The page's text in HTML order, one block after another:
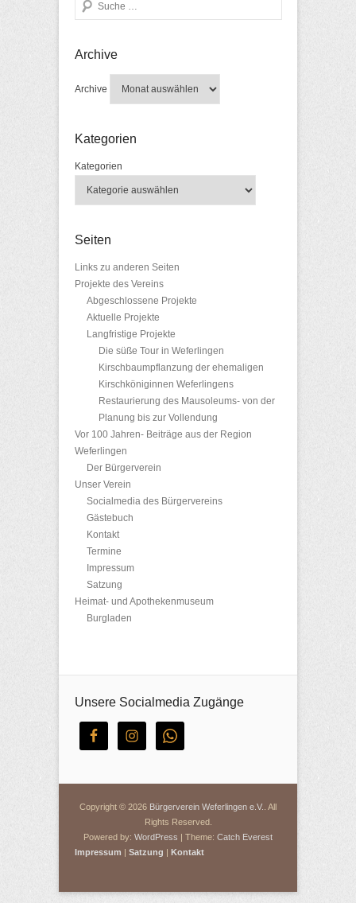
Archive
Archive
Kategorien
Kategorien
Seiten
Links zu anderen Seiten
Projekte des Vereins
Abgeschlossene Projekte
Aktuelle Projekte
Langfristige Projekte
Die süße Tour in Weferlingen
Kirschbaumpflanzung der ehemaligen
Kirschköniginnen Weferlingens
Restaurierung des Mausoleums- von der
Planung bis zur Vollendung
Vor 100 Jahren- Beiträge aus der Region
Weferlingen
Der Bürgerverein
Unser Verein
Socialmedia des Bürgervereins
Gästebuch
Kontakt
Termine
Impressum
Satzung
Heimat- und Apothekenmuseum
Burgladen
Unsere Socialmedia Zugänge
Copyright © 2026 Bürgerverein Weferlingen e.V. . All
Rights Reserved.
Powered by: WordPress | Theme: Catch Everest
Impressum | Satzung | Kontakt